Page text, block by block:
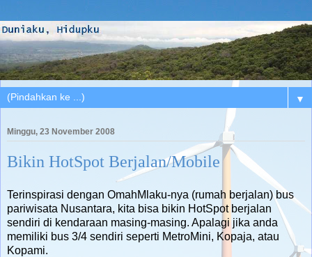
▼
Minggu, 23 November 2008
Bikin HotSpot Berjalan/Mobile
Terinspirasi dengan OmahMlaku-nya (rumah berjalan) bus
pariwisata Nusantara, kita bisa bikin HotSpot berjalan
sendiri di kendaraan masing-masing. Apalagi jika anda
memiliki bus 3/4 sendiri seperti MetroMini, Kopaja, atau
Kopami.